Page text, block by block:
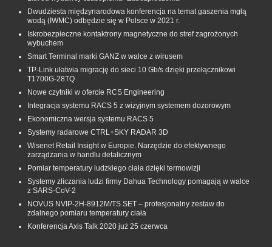
Dwudziesta międzynarodowa konferencja na temat gaszenia mgłą
wodą (IWMC) odbędzie się w Polsce w 2021 r.
Iskrobezpieczne kontaktrony magnetyczne do stref zagrożonych
wybuchem
Smart Terminal marki GANZ w walce z wirusem
TP-Link ułatwia migrację do sieci 10 Gb/s dzięki przełącznikowi
T1700G‑28TQ
Nowe czytniki w ofercie RCS Engineering
Integracja systemu RACS 5 z wizyjnym systemem dozorowym
Ekonomiczna wersja systemu RACS 5
Systemy radarowe CTRL+SKY RADAR 3D
Wisenet Retail Insight w Europie. Narzędzie do efektywnego
zarządzania w handlu detalicznym
Pomiar temperatury ludzkiego ciała dzięki termowizji
Systemy zliczania ludzi firmy Dahua Technology pomagają w walce
z SARS-CoV-2
NOVUS NVIP-2H-8912M/TS SET – profesjonalny zestaw do
zdalnego pomiaru temperatury ciała
Konferencja Axis Talk 2020 już 25 czerwca